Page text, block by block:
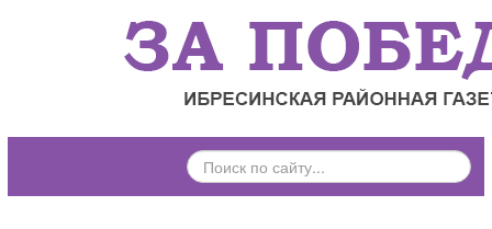
ПОИСК
ПО